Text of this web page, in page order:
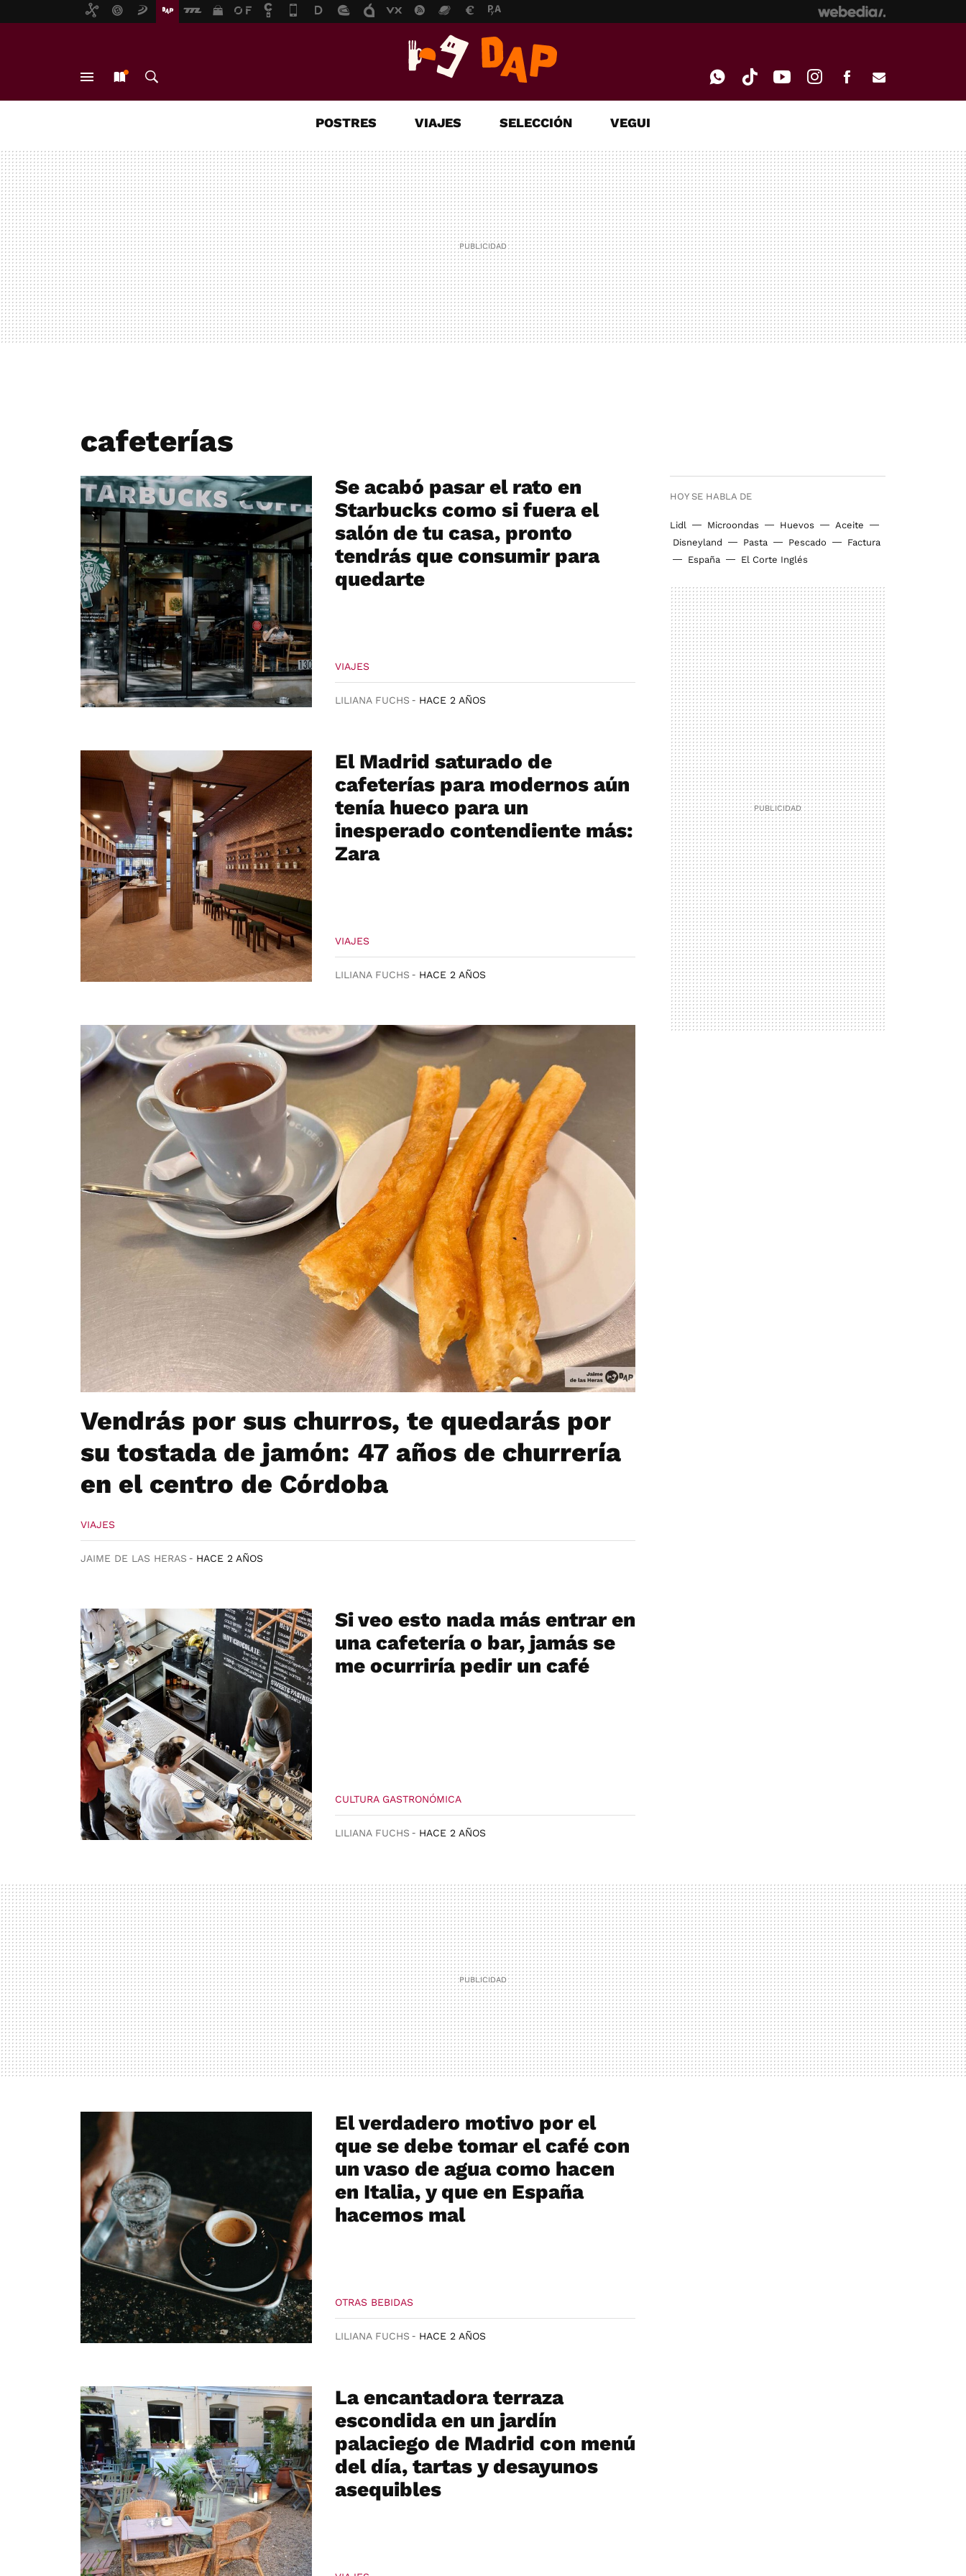
MAIL
POSTRES VIAJES SELECCIÓN VEGUI
cafeterías
HOY SE HABLA DE
Lidl Microondas Huevos
Aceite
Disneyland
Pasta Pescado
Factura
España
El Corte Inglés
Se acabó pasar el rato en
Starbucks como si fuera el
salón de tu casa, pronto
tendrás que consumir para
quedarte
VIAJES
LILIANA FUCHS HACE 2 AÑOS
El Madrid saturado de
cafeterías para modernos aún
tenía hueco para un
inesperado contendiente más:
Zara
VIAJES
LILIANA FUCHS HACE 2 AÑOS
Vendrás por sus churros, te quedarás por
su tostada de jamón: 47 años de churrería
en el centro de Córdoba
VIAJES
JAIME DE LAS HERAS HACE 2 AÑOS
Si veo esto nada más entrar en
una cafetería o bar, jamás se
me ocurriría pedir un café
CULTURA GASTRONÓMICA
LILIANA FUCHS HACE 2 AÑOS
El verdadero motivo por el
que se debe tomar el café con
un vaso de agua como hacen
en Italia, y que en España
hacemos mal
OTRAS BEBIDAS
LILIANA FUCHS HACE 2 AÑOS
La encantadora terraza
escondida en un jardín
palaciego de Madrid con menú
del día, tartas y desayunos
asequibles